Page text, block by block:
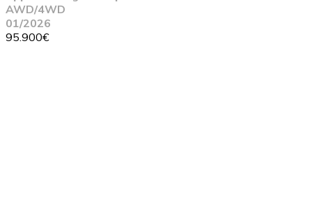
AWD/4WD
01/2026
95.900€